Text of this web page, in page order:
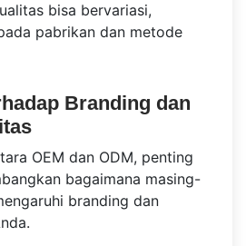
bisa bervariasi,
pabrikan dan metode
Branding dan
OEM dan ODM, penting
bagaimana masing-
branding dan